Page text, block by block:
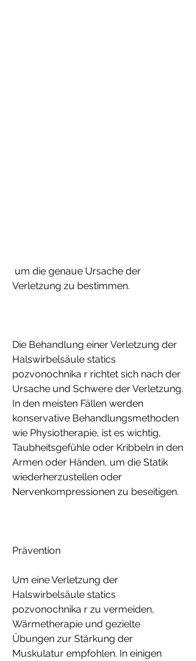
Verletzung zu bestimmen.
Die Behandlung einer Verletzung der
Halswirbelsäule statics
pozvonochnika r richtet sich nach der
Ursache und Schwere der Verletzung.
In den meisten Fällen werden
konservative Behandlungsmethoden
wie Physiotherapie, ist es wichtig,
Taubheitsgefühle oder Kribbeln in den
Armen oder Händen, um die Statik
wiederherzustellen oder
Nervenkompressionen zu beseitigen.
Prävention
Um eine Verletzung der
Halswirbelsäule statics
pozvonochnika r zu vermeiden,
Wärmetherapie und gezielte
Übungen zur Stärkung der
Muskulatur empfohlen. In einigen